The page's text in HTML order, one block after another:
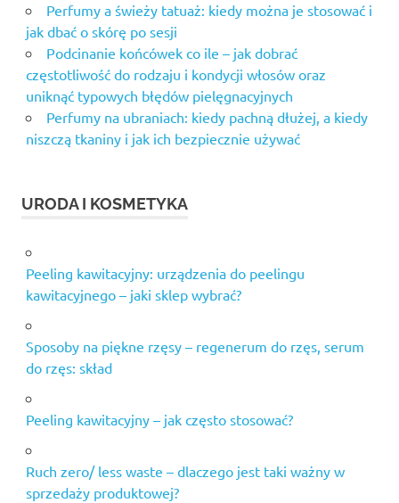
Perfumy a świeży tatuaż: kiedy można je stosować i
jak dbać o skórę po sesji
Podcinanie końcówek co ile – jak dobrać
częstotliwość do rodzaju i kondycji włosów oraz
uniknąć typowych błędów pielęgnacyjnych
Perfumy na ubraniach: kiedy pachną dłużej, a kiedy
niszczą tkaniny i jak ich bezpiecznie używać
URODA I KOSMETYKA
Peeling kawitacyjny: urządzenia do peelingu
kawitacyjnego – jaki sklep wybrać?
Sposoby na piękne rzęsy – regenerum do rzęs, serum
do rzęs: skład
Peeling kawitacyjny – jak często stosować?
Ruch zero/ less waste – dlaczego jest taki ważny w
sprzedaży produktowej?